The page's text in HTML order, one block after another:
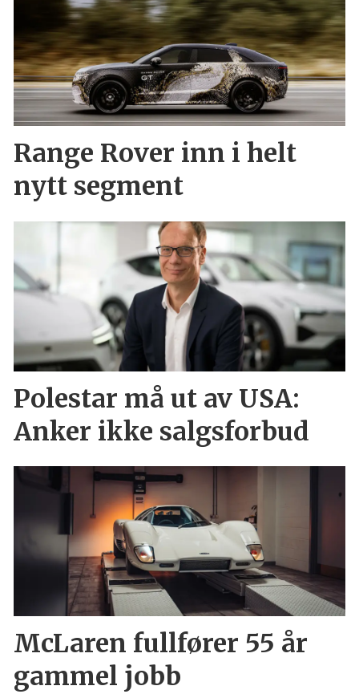
Range Rover inn i helt
nytt segment
Polestar må ut av USA:
Anker ikke salgsforbud
McLaren fullfører 55 år
gammel jobb